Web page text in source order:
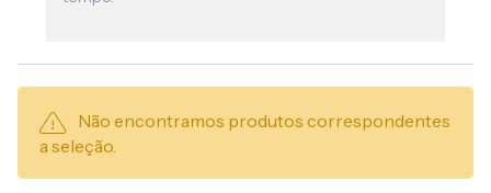
Não encontramos produtos correspondentes
a seleção.